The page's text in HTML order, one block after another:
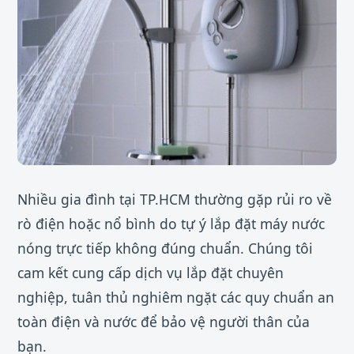
Nhiều gia đình tại TP.HCM thường gặp rủi ro về
rò điện hoặc nổ bình do tự ý lắp đặt máy nước
nóng trực tiếp không đúng chuẩn. Chúng tôi
cam kết cung cấp dịch vụ lắp đặt chuyên
nghiệp, tuân thủ nghiêm ngặt các quy chuẩn an
toàn điện và nước để bảo vệ người thân của
bạn.